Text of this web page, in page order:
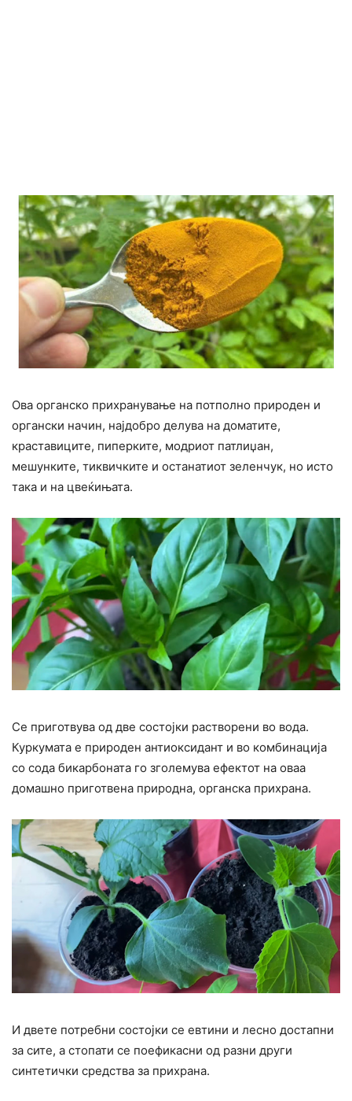
Ова органско прихранување на потполно природен и
органски начин, најдобро делува на доматите,
краставиците, пиперките, модриот патлиџан,
мешунките, тиквичките и останатиот зеленчук, но исто
така и на цвеќињата.
Се приготвува од две состојки растворени во вода.
Куркумата е природен антиоксидант и во комбинација
со сода бикарбоната го зголемува ефектот на оваа
домашно приготвена природна, органска прихрана.
И двете потребни состојки се евтини и лесно достапни
за сите, а стопати се поефикасни од разни други
синтетички средства за прихрана.